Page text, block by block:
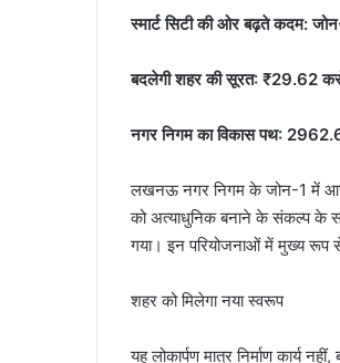
स्मार्ट सिटी की ओर बढ़ते कदम:
बदलेगी शहर की सूरत: ₹29.62
नगर निगम का विकास पथ:
​लखनऊ नगर निगम के जोन-1 में आज
को अत्याधुनिक बनाने के संकल्प के
गया। इन परियोजनाओं में मुख्य रूप
​शहर को मिलेगा नया स्वरूप
यह लोकार्पण मात्र निर्माण कार्य